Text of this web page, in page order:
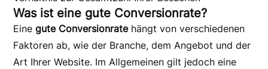
Was ist eine gute Conversionrate?
Einegute Conversionratehängt von verschiedenen
Faktoren ab, wie der Branche, dem Angebot und der
Art Ihrer Website. Im Allgemeinen gilt jedoch eine